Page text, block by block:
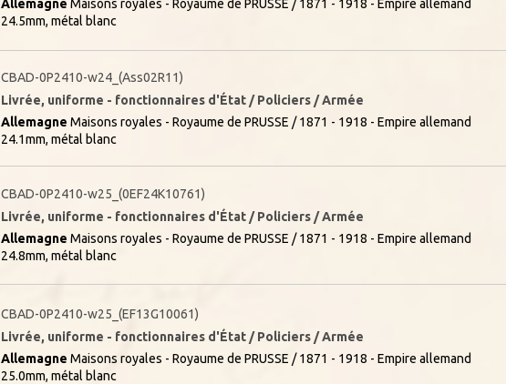
Allemagne Maisons royales - Royaume de PRUSSE / 1871 - 1918 - Empire allemand
24.5mm, métal blanc
CBAD-0P2410-w24_(Ass02R11)
Livrée, uniforme - fonctionnaires d'État / Policiers / Armée
Allemagne Maisons royales - Royaume de PRUSSE / 1871 - 1918 - Empire allemand
24.1mm, métal blanc
CBAD-0P2410-w25_(0EF24K10761)
Livrée, uniforme - fonctionnaires d'État / Policiers / Armée
Allemagne Maisons royales - Royaume de PRUSSE / 1871 - 1918 - Empire allemand
24.8mm, métal blanc
CBAD-0P2410-w25_(EF13G10061)
Livrée, uniforme - fonctionnaires d'État / Policiers / Armée
Allemagne Maisons royales - Royaume de PRUSSE / 1871 - 1918 - Empire allemand
25.0mm, métal blanc